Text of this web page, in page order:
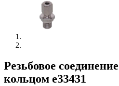
Резьбовое
кольцом e33431